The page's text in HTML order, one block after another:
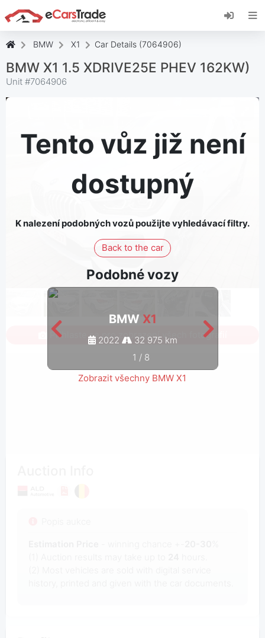
Nainstalujte si webovou aplikaci eCarsTrade,
přidejte si ji na domovskou obrazovku a získejte
BMW X1 Car Details (7064906)
BMW X1 1.5 XDRIVE25E PHEV 162KW)
Unit #7064906
Tento vůz již není
dostupný
K nalezení podobných vozů použijte vyhledávací filtry.
Back to the car
Podobné vozy
BMW X1
2022
32 975 km
1 / 8
Zobrazit všechny BMW X1
Přihlaste se pro zobrazení všech fotografií